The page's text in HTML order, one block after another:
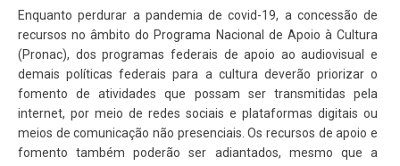
Enquanto perdurar a pandemia de covid-19, a concessão de
recursos no âmbito do Programa Nacional de Apoio à Cultura
(Pronac), dos programas federais de apoio ao audiovisual e
demais políticas federais para a cultura deverão priorizar o
fomento de atividades que possam ser transmitidas pela
internet, por meio de redes sociais e plataformas digitais ou
meios de comunicação não presenciais. Os recursos de apoio e
fomento também poderão ser adiantados, mesmo que a